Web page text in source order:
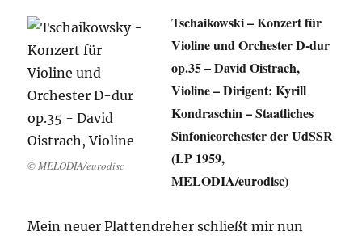
© MELODIA/eurodisc
Tschaikowski – Konzert für
Violine und Orchester D-dur
op.35 – David Oistrach,
Violine – Dirigent: Kyrill
Kondraschin – Staatliches
Sinfonieorchester der UdSSR
(LP 1959,
MELODIA/eurodisc)
Mein neuer Plattendreher schließt mir nun